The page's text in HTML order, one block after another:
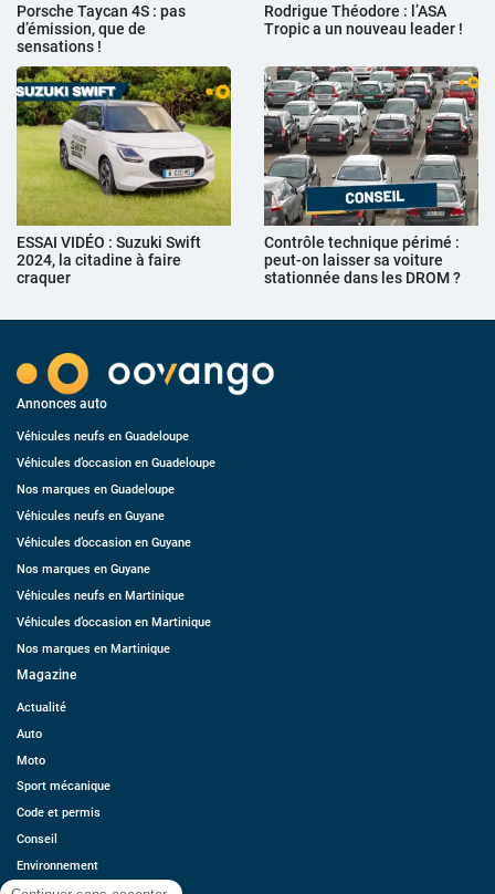
Porsche Taycan 4S : pas
d’émission, que de
sensations !
Rodrigue Théodore : l’ASA
Tropic a un nouveau leader !
ESSAI VIDÉO : Suzuki Swift
2024, la citadine à faire
craquer
Contrôle technique périmé :
peut-on laisser sa voiture
stationnée dans les DROM ?
Annonces auto
Véhicules neufs en Guadeloupe
Véhicules d’occasion en Guadeloupe
Nos marques en Guadeloupe
Véhicules neufs en Guyane
Véhicules d’occasion en Guyane
Nos marques en Guyane
Véhicules neufs en Martinique
Véhicules d’occasion en Martinique
Nos marques en Martinique
Magazine
Actualité
Auto
Moto
Sport mécanique
Code et permis
Conseil
Environnement